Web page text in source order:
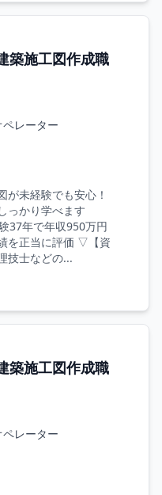
築施工図作成職
レーター
未経験でも安心！
っかり学べます
37年で年収950万円
を正当に評価 ▽【資
技士などの...
築施工図作成職
レーター